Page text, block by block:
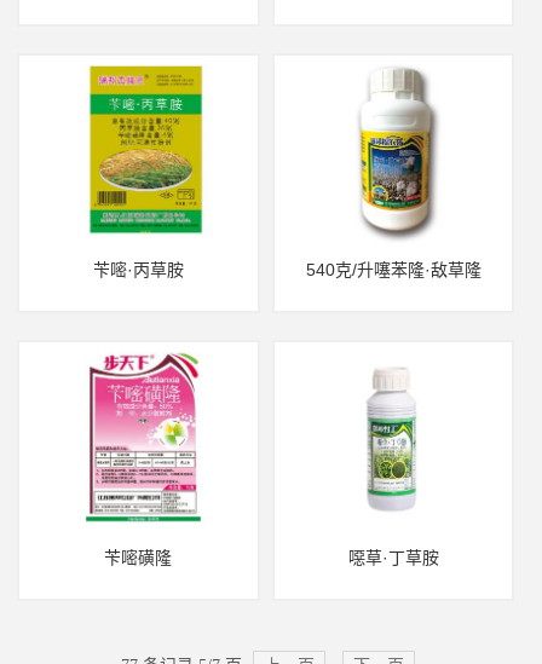
苄嘧·丙草胺 540克/升噻苯隆·敌草隆
苄嘧磺隆 噁草·丁草胺